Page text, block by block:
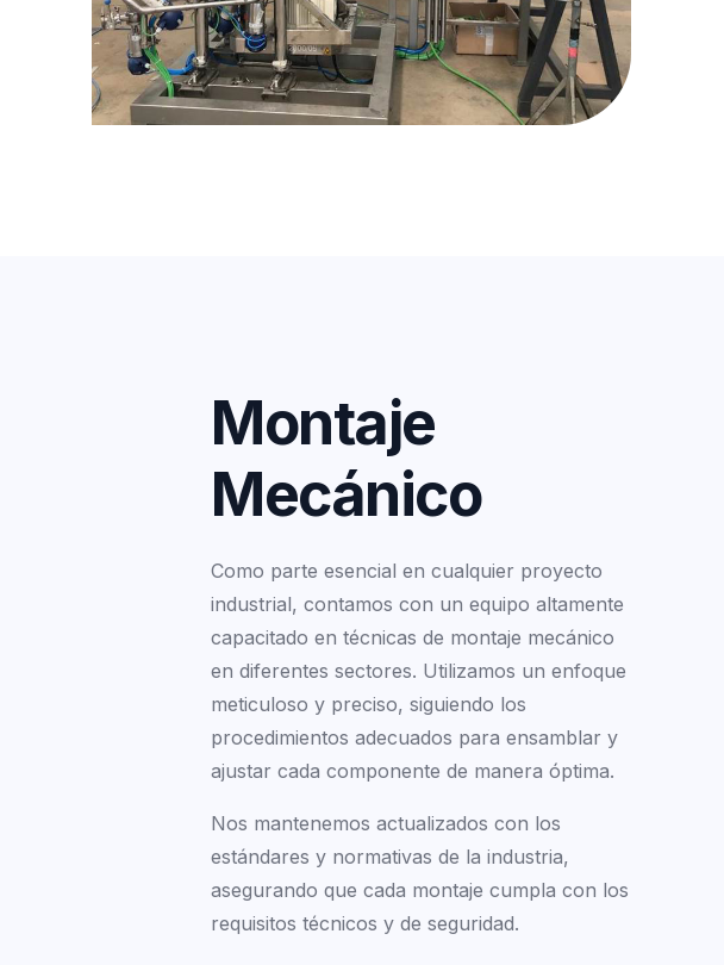
Montaje
Mecánico
Como parte esencial en cualquier proyecto
industrial, contamos con un equipo altamente
capacitado en técnicas de montaje mecánico
en diferentes sectores. Utilizamos un enfoque
meticuloso y preciso, siguiendo los
procedimientos adecuados para ensamblar y
ajustar cada componente de manera óptima.
Nos mantenemos actualizados con los
estándares y normativas de la industria,
asegurando que cada montaje cumpla con los
requisitos técnicos y de seguridad.